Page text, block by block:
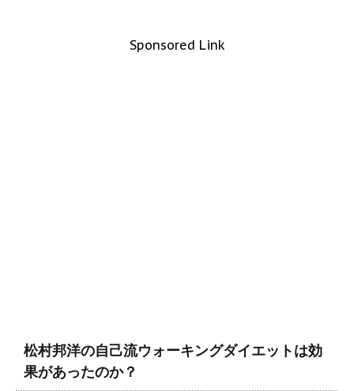
Sponsored Link
松村邦洋の自己流ウォーキングダイエットは効
果があったのか？